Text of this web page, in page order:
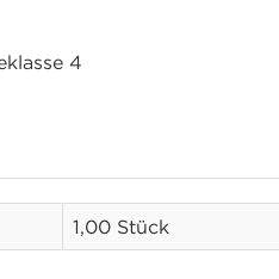
4
1,00 Stück